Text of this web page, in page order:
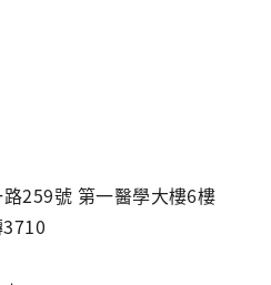
259號 第一醫學大樓6樓